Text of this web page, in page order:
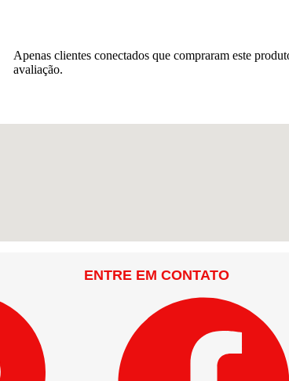
Apenas clientes conectados que compraram este
avaliação.
ENTRE EM CONTATO